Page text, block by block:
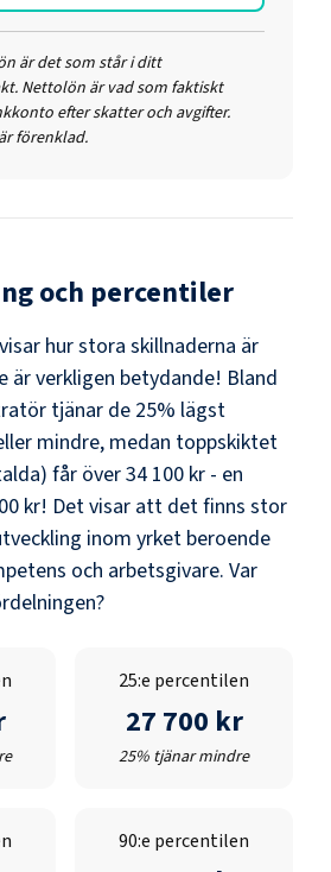
är det som står i ditt
Nettolön är vad som faktiskt
efter skatter och avgifter.
förenklad.
och percentiler
hur stora skillnaderna är
är verkligen betydande! Bland
tjänar de 25% lägst
mindre, medan toppskiktet
får över34 100 kr - en
kr! Det visar att det finns stor
inom yrket beroende
och arbetsgivare. Var
25:e percentilen
27 700 kr
25% tjänar mindre
90:e percentilen